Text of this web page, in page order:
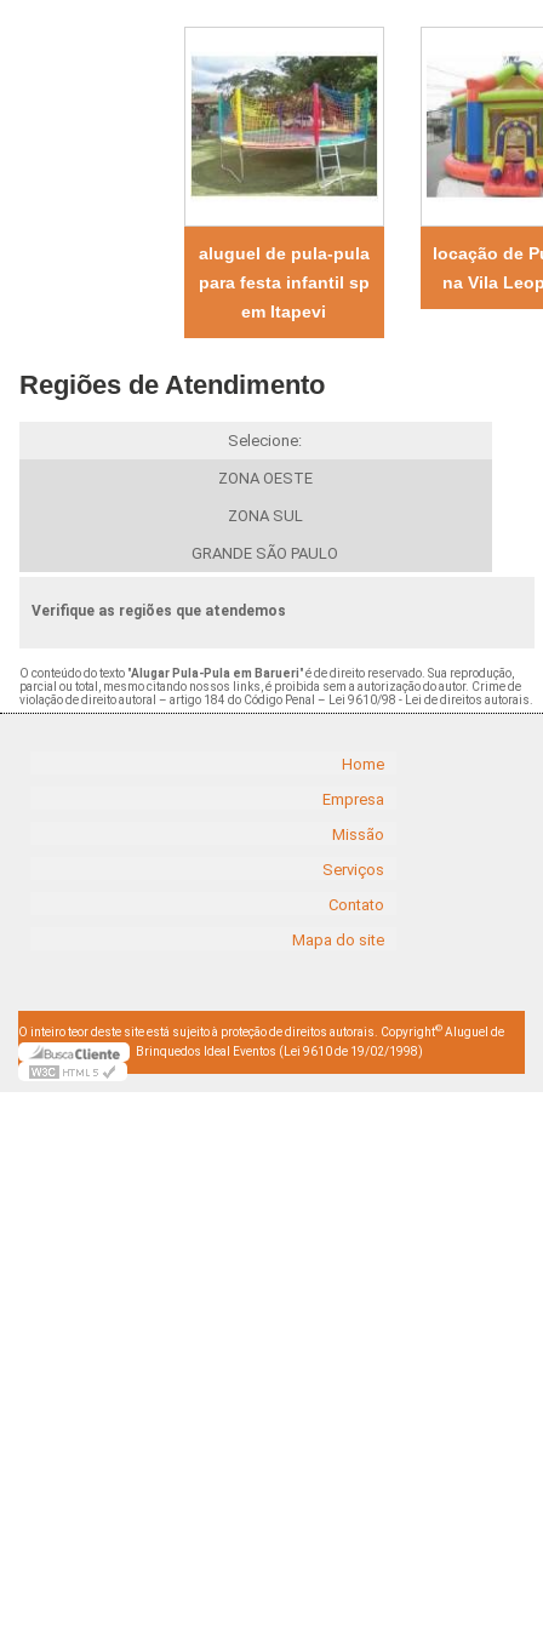
aluguel de pula-pula
para festa infantil sp
em Itapevi
locação de
na Vila
Regiões de Atendimento
Selecione:
ZONA OESTE
ZONA SUL
GRANDE SÃO PAULO
Verifique as regiões que atendemos
O conteúdo do texto "Alugar Pula-Pula em Barueri" é de direito reservado. Sua reprodução,
parcial ou total, mesmo citando nossos links, é proibida sem a autorização do autor. Crime de
violação de direito autoral – artigo 184 do Código Penal – Lei 9610/98 - Lei de direitos autorais.
Home
Empresa
Missão
Serviços
Contato
Mapa do site
O inteiro teor deste site está sujeito à proteção de direitos autorais. Copyright© Aluguel de
Brinquedos Ideal Eventos (Lei 9610 de 19/02/1998)